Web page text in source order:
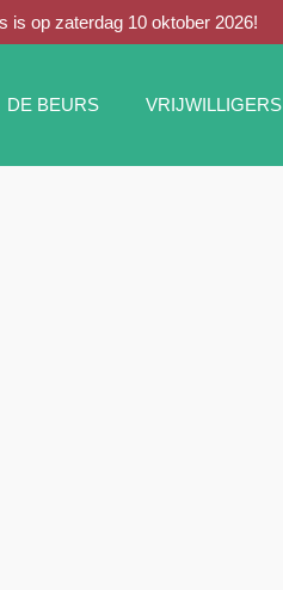
is op zaterdag 10 oktober 2026!
DE BEURS VRIJWILLIGERS